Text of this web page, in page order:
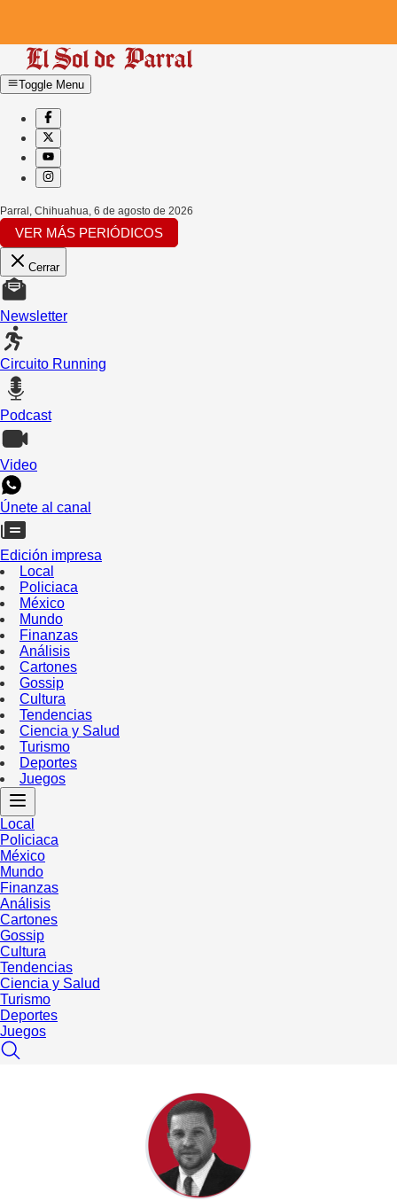
Toggle Menu
Parral, Chihuahua 6 de agosto de 2026
VER MÁS PERIÓDICOS
Cerrar
Newsletter
Circuito Running
Podcast
Video
Únete al canal
Edición impresa
Local
Policiaca
México
Mundo
Finanzas
Análisis
Cartones
Gossip
Cultura
Tendencias
Ciencia y Salud
Turismo
Deportes
Juegos
Local
Policiaca
México
Mundo
Finanzas
Análisis
Cartones
Gossip
Cultura
Tendencias
Ciencia y Salud
Turismo
Deportes
Juegos